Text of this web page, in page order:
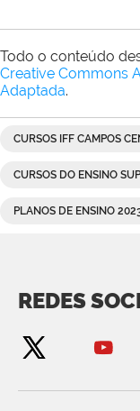
Todo o conteúdo
Creative Commons
Adaptada.
CURSOS IFF CAMPOS
CURSOS DO ENSINO
PLANOS DE ENSINO
REDES